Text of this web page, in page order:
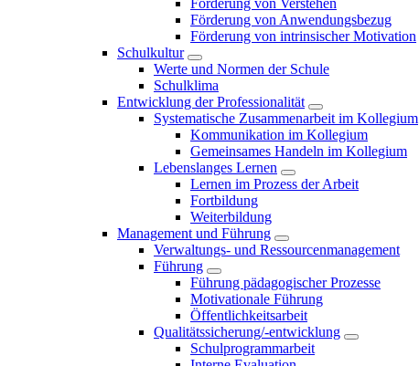
Förderung von Verstehen
Förderung von Anwendungsbezug
Förderung von intrinsischer Motivation
Schulkultur
Werte und Normen der Schule
Schulklima
Entwicklung der Professionalität
Systematische Zusammenarbeit im Kollegium
Kommunikation im Kollegium
Gemeinsames Handeln im Kollegium
Lebenslanges Lernen
Lernen im Prozess der Arbeit
Fortbildung
Weiterbildung
Management und Führung
Verwaltungs- und Ressourcenmanagement
Führung
Führung pädagogischer Prozesse
Motivationale Führung
Öffentlichkeitsarbeit
Qualitätssicherung/-entwicklung
Schulprogrammarbeit